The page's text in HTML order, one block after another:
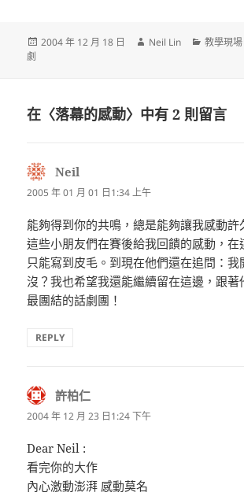
發
2004 年 12 月 18 日
作
Neil Lin
分
教學現場
劇
在〈落幕的感動〉中有 2 則留言
Neil
示:
2005 年 01 月 01 日1:34 上午
能夠得到你的共鳴，總是能夠讓我感動許
這些小朋友們在賽後給我回饋的感動，在
只能寫到皮毛。到現在他們還在追問：我
沒？我也希望我還能繼續留在這邊，跟著
最團結的話劇團！
REPLY
許柏仁
示:
2004 年 12 月 23 日1:24 下午
Dear Neil :
看完你的大作
內心激動澎湃 感動莫名